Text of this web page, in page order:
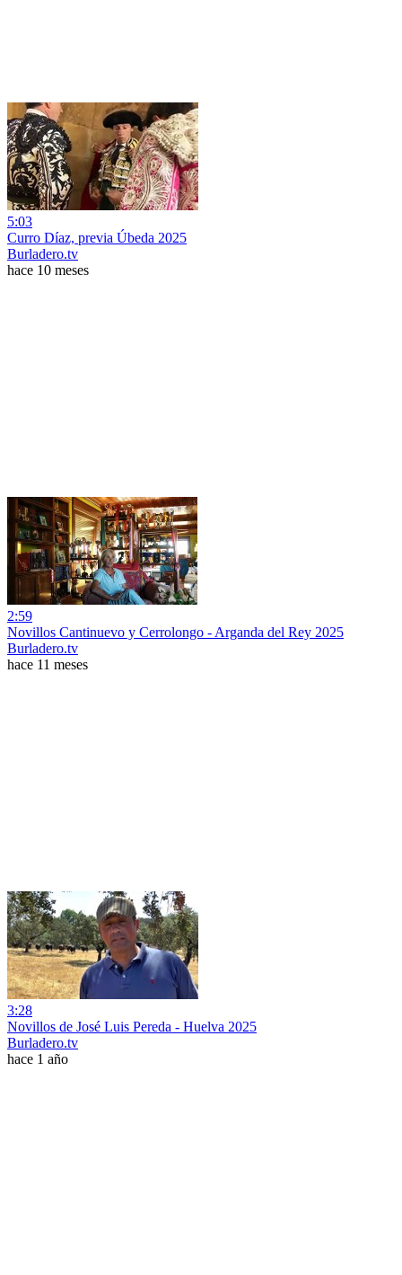
5:03
Curro Díaz, previa Úbeda 2025
Burladero.tv
hace 10 meses
2:59
Novillos Cantinuevo y Cerrolongo - Arganda del Rey 2025
Burladero.tv
hace 11 meses
3:28
Novillos de José Luis Pereda - Huelva 2025
Burladero.tv
hace 1 año